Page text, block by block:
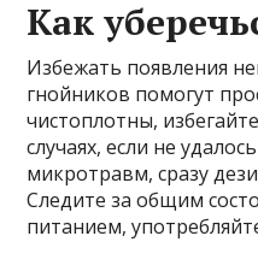
Как
Избежать появления
гнойников помогут
чистоплотны,
случаях, если не
микротравм, сразу
Следите за общим
питанием,